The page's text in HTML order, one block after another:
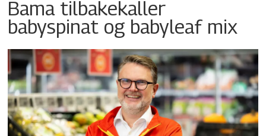
Bama tilbakekaller
babyspinat og babyleaf mix